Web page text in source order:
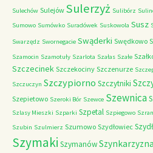
Sulechów Sulejów Sulerzyż Sulibórz
Sumowo Sumówko Suradówek Suskowola Susz
Swarzędz Swornegacie Swąderki Swędkowo
Szamocin Szamotuły Szarlota Szałas Szałe
Szczecinek Szczekociny Szczenurze
Szczuczyn Szczypiorno Szczytniki
Szepietowo Szeroki Bór Szewce Szewnica
Szlasy Mieszki Szparki Szpetal Szpiegowo
Szubin Szulmierz Szumowo Szydłowiec
Szymaki SzymanówSzynkarzyzna